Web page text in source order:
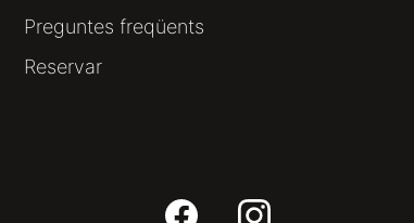
Preguntes freqüents
Reservar